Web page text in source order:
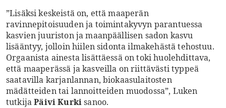
”Lisäksi keskeistä on, että maaperän
ravinnepitoisuuden ja toimintakyvyn parantuessa
kasvien juuriston ja maanpäällisen sadon kasvu
lisääntyy, jolloin hiilen sidonta ilmakehästä tehostuu.
Orgaanista ainesta lisättäessä on toki huolehdittava,
että maaperässä ja kasveilla on riittävästi typpeä
saatavilla karjanlannan, biokaasulaitosten
mädätteiden tai lannoitteiden muodossa”, Luken
tutkijaPäivi Kurkisanoo.